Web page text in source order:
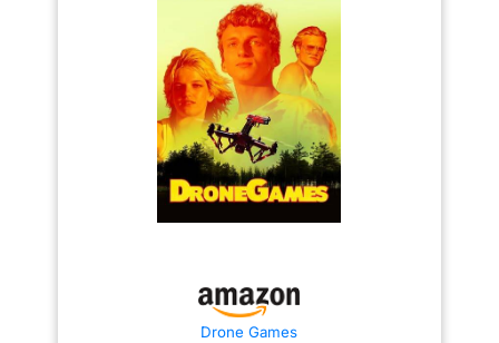
liée à la batterie. Simple
d’utilisation et sûr - DJI
Mini 4K prend en charge
le décollage/atterrissage
en un clic, le retour au
point de départ (RTH)
automatique par GPS, le
vol stationnaire stable et
supplémentaires
intégrées à l’application
Drone Games